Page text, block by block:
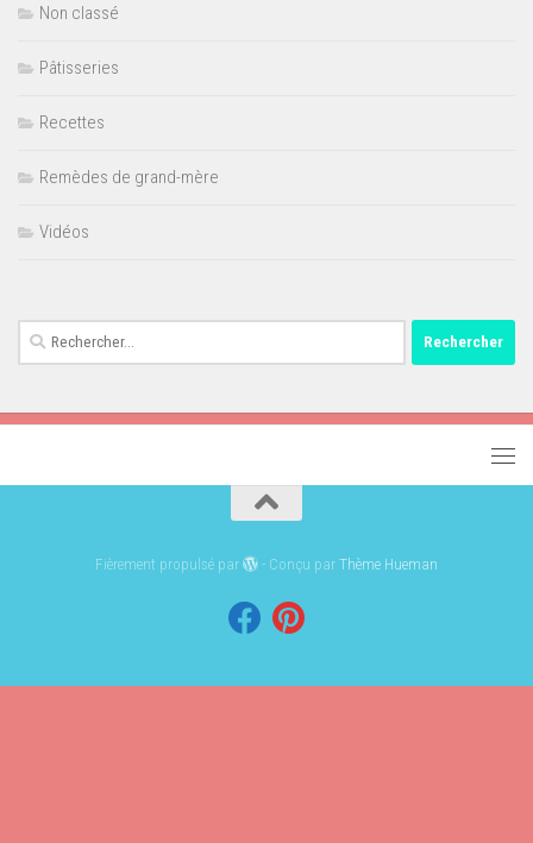
Non classé
Pâtisseries
Recettes
Remèdes de grand-mère
Vidéos
Rechercher :
Fièrement propulsé par - Conçu parThème Hueman